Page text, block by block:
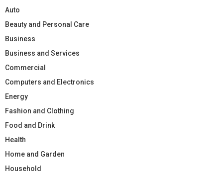
Auto
Beauty and Personal Care
Business
Business and Services
Commercial
Computers and Electronics
Energy
Fashion and Clothing
Food and Drink
Health
Home and Garden
Household